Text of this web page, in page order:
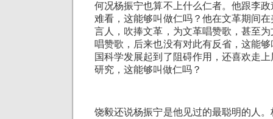
何况杨振宁也算不上什么仁者。他跟李
难看，这能够叫做仁吗？他在文革期间
言人，吹捧文革，为文革唱赞歌，甚至
唱赞歌，后来也没有对此有反省，这能
国科学发展起到了阻碍作用，还喜欢走
研究，这能够叫做仁吗？
饶毅还说杨振宁是他见过的最聪明的人